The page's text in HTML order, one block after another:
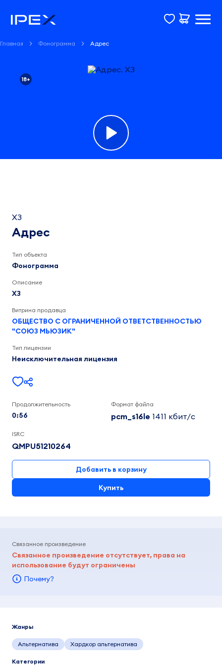
Главная Фонограмма Адрес
18+
ХЗ
Адрес
Тип объекта
Фонограмма
Описание
ХЗ
Витрина продавца
ОБЩЕСТВО С ОГРАНИЧЕННОЙ ОТВЕТСТВЕННОСТЬЮ
"СОЮЗ МЬЮЗИК"
Тип лицензии
Неисключительная лицензия
Продолжительность
0:56
Формат файла
pcm_s16le 1411 кбит/c
ISRC
QMPU51210264
Добавить в корзину
Купить
Связанное произведение
Связанное произведение отсутствует, права на
использование будут ограничены
Почему?
Жанры
Альтернатива Хардкор альтернатива
Категории